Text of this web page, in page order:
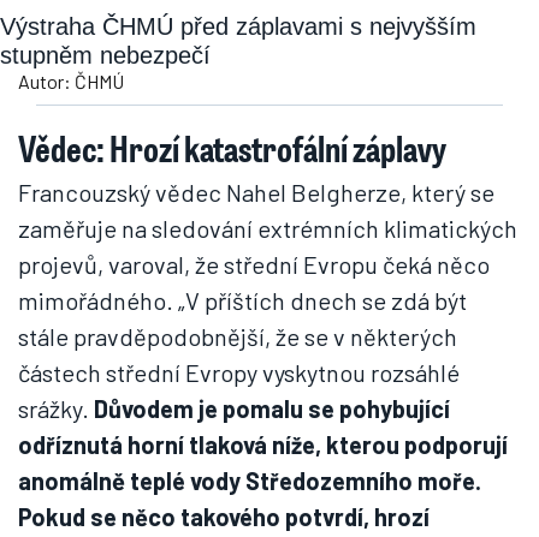
Výstraha ČHMÚ před záplavami s nejvyšším
stupněm nebezpečí
Autor: ČHMÚ
Vědec: Hrozí katastrofální záplavy
Francouzský vědec Nahel Belgherze, který se
zaměřuje na sledování extrémních klimatických
projevů, varoval, že střední Evropu čeká něco
mimořádného. „V příštích dnech se zdá být
stále pravděpodobnější, že se v některých
částech střední Evropy vyskytnou rozsáhlé
srážky. Důvodem je pomalu se pohybující
odříznutá horní tlaková níže, kterou podporují
anomálně teplé vody Středozemního moře.
Pokud se něco takového potvrdí, hrozí